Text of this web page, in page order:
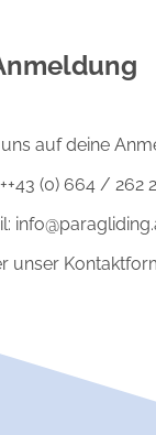
auf deine
(0) 664 / 262
unser